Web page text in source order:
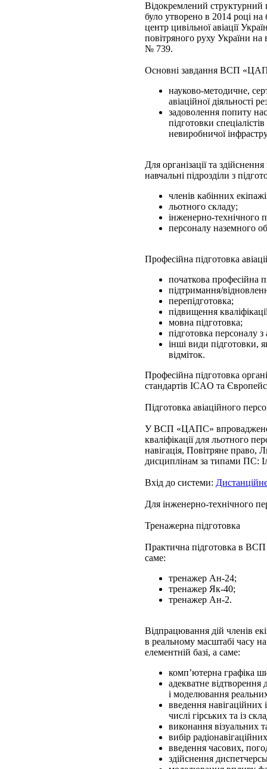
Відокремлений структурний
було утворено в 2014 році
центр цивільної авіації
повітряного руху України на
№ 739.
Основні завдання ВСП
науково-методичне,
авіаційної діяльності
задоволення попиту
підготовки
невиробничої
Для організації та
навчальні підрозділи з
членів кабінних
льотного складу;
інженерно-технічного
персоналу наземного
Професійна підготовка
початкова професійна
підтримання/
перепідготовка;
підвищення
мовна підготовка;
підготовка персоналу з
інші види підготовки,
відміток.
Професійна підготовка
стандартів ICAO та
Підготовка авіаційного
У ВСП «ЦАПС» впроваджено
кваліфікації для льотного
навігація, Повітряне право,
дисциплінам за типами
Вхід до системи:
Для інженерно-технічного
Тренажерна підготовка
Практична підготовка в
саме:
тренажер Ан-24;
тренажер Як-40;
тренажер Ан-2.
Відпрацювання дій членів
в реальному масштабі часу на
елементній базі, а саме:
комп’ютерна графіка
адекватне відтворення
і моделювання
введення навігаційних
числі гірських та із
виконання візуальних
вибір
введення часових,
здійснення